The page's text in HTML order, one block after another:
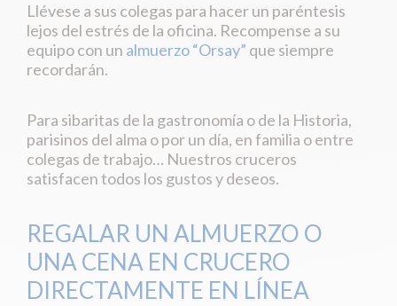
Llévese a sus colegas para hacer un paréntesis
lejos del estrés de la oficina. Recompense a su
equipo con un almuerzo “Orsay” que siempre
recordarán.
Para sibaritas de la gastronomía o de la Historia,
parisinos del alma o por un día, en familia o entre
colegas de trabajo… Nuestros cruceros
satisfacen todos los gustos y deseos.
REGALAR UN ALMUERZO O
UNA CENA EN CRUCERO
DIRECTAMENTE EN LÍNEA